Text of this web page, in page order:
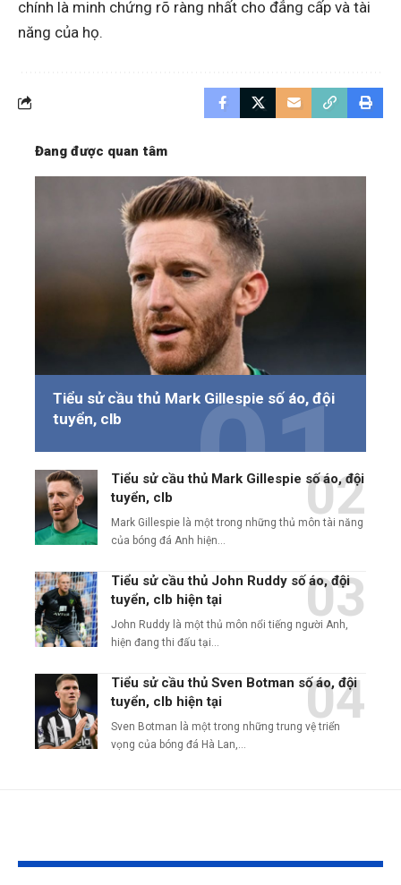
chính là minh chứng rõ ràng nhất cho đẳng cấp và tài
năng của họ.
Đang được quan tâm
Tiểu sử cầu thủ Mark Gillespie số áo, đội
tuyển, clb
Tiểu sử cầu thủ Mark Gillespie số áo, đội
tuyển, clb
Mark Gillespie là một trong những thủ môn tài năng
của bóng đá Anh hiện…
Tiểu sử cầu thủ John Ruddy số áo, đội
tuyển, clb hiện tại
John Ruddy là một thủ môn nổi tiếng người Anh,
hiện đang thi đấu tại…
Tiểu sử cầu thủ Sven Botman số áo, đội
tuyển, clb hiện tại
Sven Botman là một trong những trung vệ triển
vọng của bóng đá Hà Lan,…